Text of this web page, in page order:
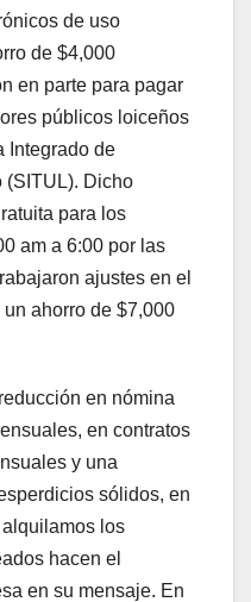
de uso
de $4,000
en parte para pagar
públicos loiceños
Integrado de
(SITUL). Dicho
para los
am a 6:00 por las
ajustes en el
ahorro de $7,000
en nómina
en contratos
y una
sólidos, en
los
hacen el
en su mensaje. En